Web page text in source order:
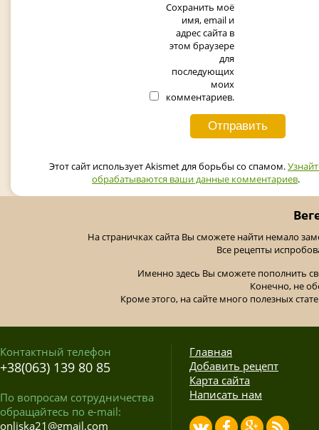
Сохранить моё
имя, email и
адрес сайта в
этом браузере
для
последующих
моих
комментариев.
Этот сайт использует Akismet для борьбы со спамом.
обрабатываются ваши данные комментариев.
На страничках сайта Вы сможете найти немало
Все рецепты
Именно здесь Вы сможете пополнить
Конечно, не
Кроме этого, на сайте много полезных
Контактный телефон
+38(063) 139 80 85
По вопросам сотрудничества
обращайтесь по e-mail:
onliska21@gmail.com
Главная
Добавить рецепт
Карта сайта
Написать нам